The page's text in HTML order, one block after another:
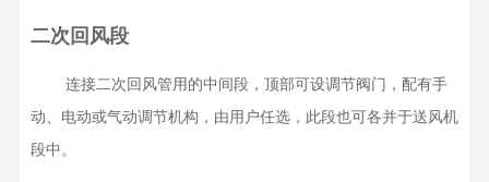
二次回风段
动、电动或气动调节机构，由用户任选，此段也可各并于送风机
段中。